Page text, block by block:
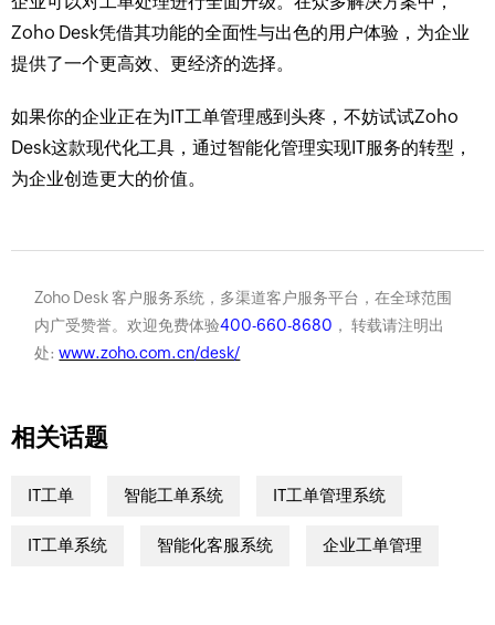
Zoho Desk凭借其功能的全面性与出色的用户体验，为企业
提供了一个更高效、更经济的选择。
如果你的企业正在为IT工单管理感到头疼，不妨试试Zoho
Desk这款现代化工具，通过智能化管理实现IT服务的转型，
为企业创造更大的价值。
Zoho Desk 客户服务系统，多渠道客户服务平台，在全球范围
内广受赞誉。欢迎免费体验400-660-8680 ， 转载请注明出
处:www.zoho.com.cn/desk/
相关话题
IT工单 智能工单系统 IT工单管理系统
IT工单系统 智能化客服系统 企业工单管理